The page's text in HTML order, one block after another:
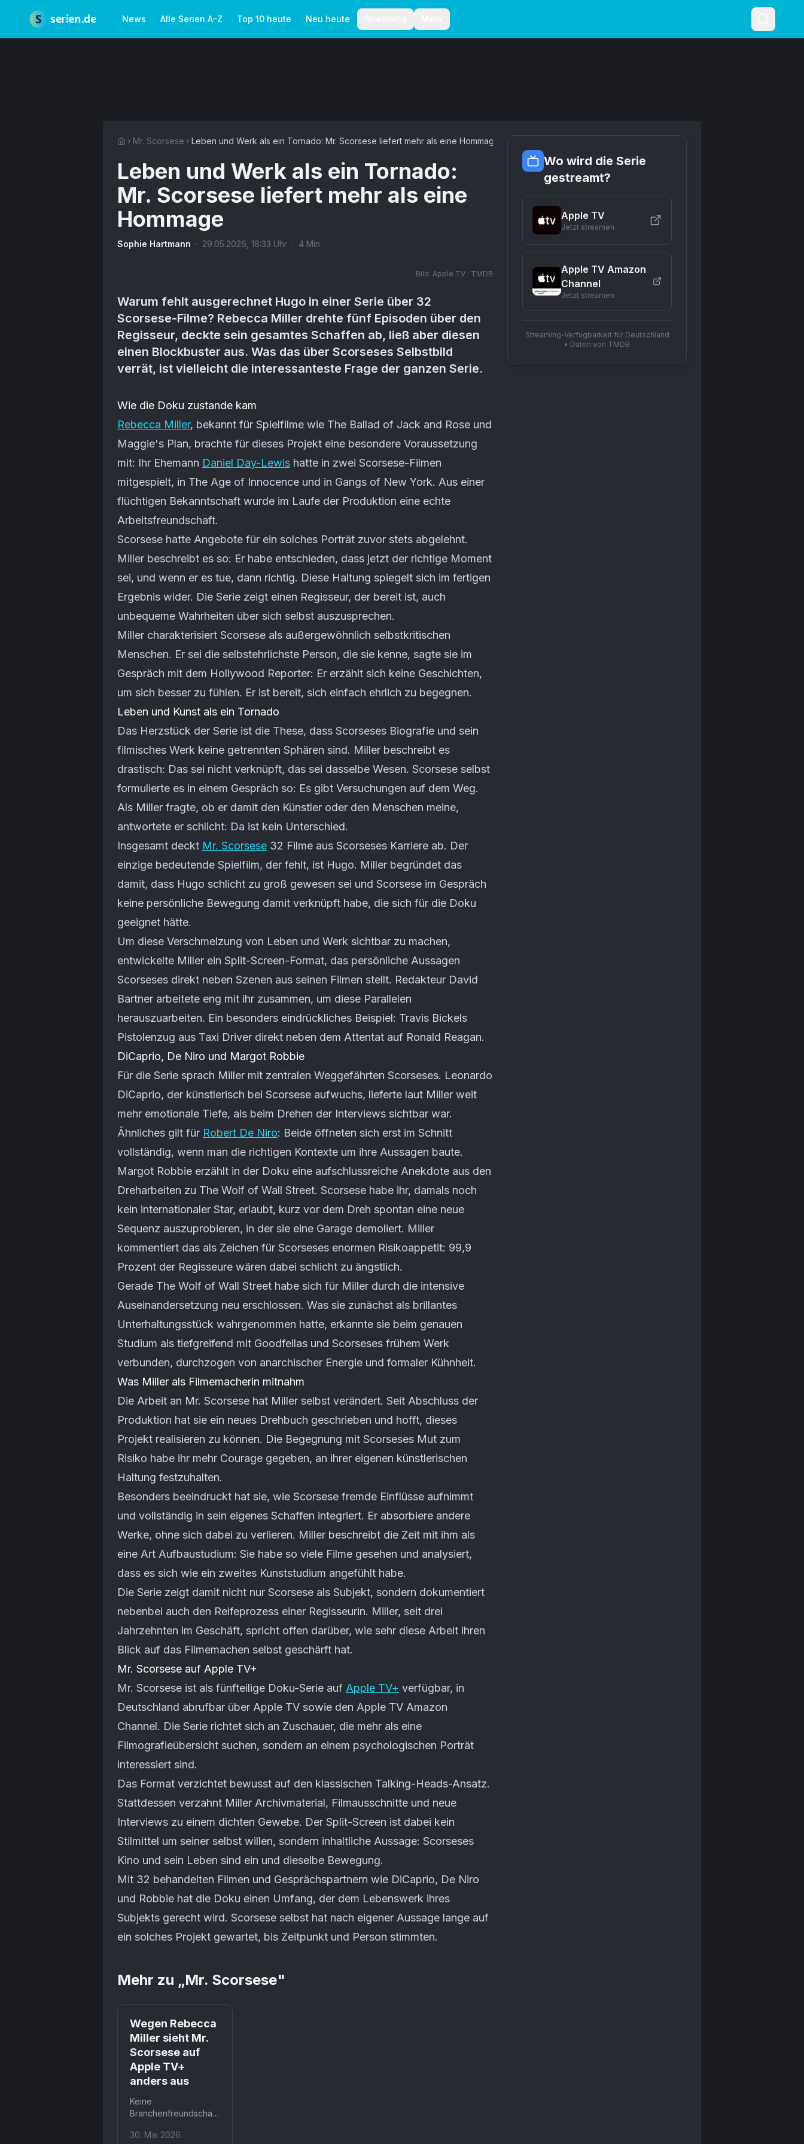
S serien.de News Alle Serien A–Z Top 10 heute Neu heute
Mr. Scorsese Leben und Werk als ein Tornado: Mr. Scorsese liefert mehr als eine Hommage
Leben und Werk als ein Tornado:
Mr. Scorsese liefert mehr als eine
Hommage
Sophie Hartmann · 29.05.2026 18:33 Uhr · 4 Min
Bild: Apple TV · TMDB
Warum fehlt ausgerechnet Hugo in einer Serie über 32
Scorsese-Filme? Rebecca Miller drehte fünf Episoden über den
Regisseur, deckte sein gesamtes Schaffen ab, ließ aber diesen
einen Blockbuster aus. Was das über Scorseses Selbstbild
verrät, ist vielleicht die interessanteste Frage der ganzen Serie.
Artikel-Inhalt
Wie die Doku zustande kam
Rebecca Miller, bekannt für Spielfilme wie The Ballad of Jack and Rose und
Maggie's Plan, brachte für dieses Projekt eine besondere Voraussetzung
mit: Ihr Ehemann Daniel Day-Lewis hatte in zwei Scorsese-Filmen
mitgespielt, in The Age of Innocence und in Gangs of New York. Aus einer
flüchtigen Bekanntschaft wurde im Laufe der Produktion eine echte
Arbeitsfreundschaft.
Scorsese hatte Angebote für ein solches Porträt zuvor stets abgelehnt.
Miller beschreibt es so: Er habe entschieden, dass jetzt der richtige Moment
sei, und wenn er es tue, dann richtig. Diese Haltung spiegelt sich im fertigen
Ergebnis wider. Die Serie zeigt einen Regisseur, der bereit ist, auch
unbequeme Wahrheiten über sich selbst auszusprechen.
Miller charakterisiert Scorsese als außergewöhnlich selbstkritischen
Menschen. Er sei die selbstehrlichste Person, die sie kenne, sagte sie im
Gespräch mit dem Hollywood Reporter: Er erzählt sich keine Geschichten,
um sich besser zu fühlen. Er ist bereit, sich einfach ehrlich zu begegnen.
Leben und Kunst als ein Tornado
Das Herzstück der Serie ist die These, dass Scorseses Biografie und sein
filmisches Werk keine getrennten Sphären sind. Miller beschreibt es
drastisch: Das sei nicht verknüpft, das sei dasselbe Wesen. Scorsese selbst
formulierte es in einem Gespräch so: Es gibt Versuchungen auf dem Weg.
Als Miller fragte, ob er damit den Künstler oder den Menschen meine,
antwortete er schlicht: Da ist kein Unterschied.
Insgesamt deckt Mr. Scorsese 32 Filme aus Scorseses Karriere ab. Der
einzige bedeutende Spielfilm, der fehlt, ist Hugo. Miller begründet das
damit, dass Hugo schlicht zu groß gewesen sei und Scorsese im Gespräch
keine persönliche Bewegung damit verknüpft habe, die sich für die Doku
geeignet hätte.
Um diese Verschmelzung von Leben und Werk sichtbar zu machen,
entwickelte Miller ein Split-Screen-Format, das persönliche Aussagen
Scorseses direkt neben Szenen aus seinen Filmen stellt. Redakteur David
Bartner arbeitete eng mit ihr zusammen, um diese Parallelen
herauszuarbeiten. Ein besonders eindrückliches Beispiel: Travis Bickels
Pistolenzug aus Taxi Driver direkt neben dem Attentat auf Ronald Reagan.
DiCaprio, De Niro und Margot Robbie
Für die Serie sprach Miller mit zentralen Weggefährten Scorseses. Leonardo
DiCaprio, der künstlerisch bei Scorsese aufwuchs, lieferte laut Miller weit
mehr emotionale Tiefe, als beim Drehen der Interviews sichtbar war.
Ähnliches gilt für Robert De Niro: Beide öffneten sich erst im Schnitt
vollständig, wenn man die richtigen Kontexte um ihre Aussagen baute.
Margot Robbie erzählt in der Doku eine aufschlussreiche Anekdote aus den
Dreharbeiten zu The Wolf of Wall Street. Scorsese habe ihr, damals noch
kein internationaler Star, erlaubt, kurz vor dem Dreh spontan eine neue
Sequenz auszuprobieren, in der sie eine Garage demoliert. Miller
kommentiert das als Zeichen für Scorseses enormen Risikoappetit: 99,9
Prozent der Regisseure wären dabei schlicht zu ängstlich.
Gerade The Wolf of Wall Street habe sich für Miller durch die intensive
Auseinandersetzung neu erschlossen. Was sie zunächst als brillantes
Unterhaltungsstück wahrgenommen hatte, erkannte sie beim genauen
Studium als tiefgreifend mit Goodfellas und Scorseses frühem Werk
verbunden, durchzogen von anarchischer Energie und formaler Kühnheit.
Was Miller als Filmemacherin mitnahm
Die Arbeit an Mr. Scorsese hat Miller selbst verändert. Seit Abschluss der
Produktion hat sie ein neues Drehbuch geschrieben und hofft, dieses
Projekt realisieren zu können. Die Begegnung mit Scorseses Mut zum
Risiko habe ihr mehr Courage gegeben, an ihrer eigenen künstlerischen
Haltung festzuhalten.
Besonders beeindruckt hat sie, wie Scorsese fremde Einflüsse aufnimmt
und vollständig in sein eigenes Schaffen integriert. Er absorbiere andere
Werke, ohne sich dabei zu verlieren. Miller beschreibt die Zeit mit ihm als
eine Art Aufbaustudium: Sie habe so viele Filme gesehen und analysiert,
dass es sich wie ein zweites Kunststudium angefühlt habe.
Die Serie zeigt damit nicht nur Scorsese als Subjekt, sondern dokumentiert
nebenbei auch den Reifeprozess einer Regisseurin. Miller, seit drei
Jahrzehnten im Geschäft, spricht offen darüber, wie sehr diese Arbeit ihren
Blick auf das Filmemachen selbst geschärft hat.
Mr. Scorsese auf Apple TV+
Mr. Scorsese ist als fünfteilige Doku-Serie auf Apple TV+ verfügbar, in
Deutschland abrufbar über Apple TV sowie den Apple TV Amazon
Channel. Die Serie richtet sich an Zuschauer, die mehr als eine
Filmografieübersicht suchen, sondern an einem psychologischen Porträt
interessiert sind.
Das Format verzichtet bewusst auf den klassischen Talking-Heads-Ansatz.
Stattdessen verzahnt Miller Archivmaterial, Filmausschnitte und neue
Interviews zu einem dichten Gewebe. Der Split-Screen ist dabei kein
Stilmittel um seiner selbst willen, sondern inhaltliche Aussage: Scorseses
Kino und sein Leben sind ein und dieselbe Bewegung.
Mit 32 behandelten Filmen und Gesprächspartnern wie DiCaprio, De Niro
und Robbie hat die Doku einen Umfang, der dem Lebenswerk ihres
Subjekts gerecht wird. Scorsese selbst hat nach eigener Aussage lange auf
ein solches Projekt gewartet, bis Zeitpunkt und Person stimmten.
Mehr zu „Mr. Scorsese"
Wegen Rebecca
Miller sieht Mr.
Scorsese auf
Apple TV+
anders aus
Keine
Branchenfreundschaft,
Brief. Rebecca Miller
30. Mai 2026
Wo wird die Serie
gestreamt?
Apple TV
Jetzt streamen
Apple TV Amazon
Channel
Jetzt streamen
Streaming-Verfügbarkeit für Deutschland
• Daten von TMDB
Redaktionelle RichtlinienAutoren